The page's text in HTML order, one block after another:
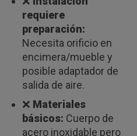
requiere
preparación:
Necesita orificio en
encimera/mueble y
posible adaptador de
salida de aire.
❌ Materiales
básicos: Cuerpo de
acero inoxidable pero